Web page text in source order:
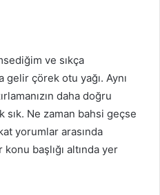
ve sıkça
gelir çörek otu yağı. Aynı
daha doğru
sık. Ne zaman bahsi geçse
yorumlar arasında
başlığı altında yer